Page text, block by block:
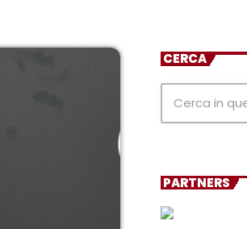
CERCA
PARTNERS